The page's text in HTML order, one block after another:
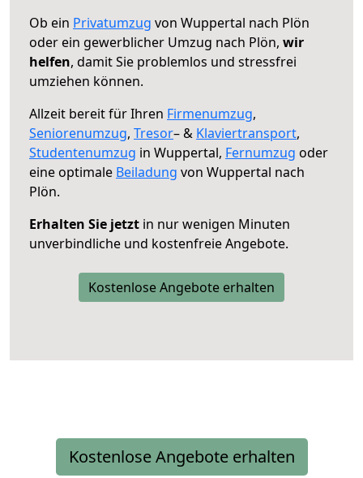
Ob ein Privatumzug von Wuppertal nach Plön
oder ein gewerblicher Umzug nach Plön, wir
helfen, damit Sie problemlos und stressfrei
umziehen können.
Allzeit bereit für Ihren Firmenumzug,
Seniorenumzug, Tresor– & Klaviertransport,
Studentenumzug in Wuppertal, Fernumzug oder
eine optimale Beiladung von Wuppertal nach
Plön.
Erhalten Sie jetzt in nur wenigen Minuten
unverbindliche und kostenfreie Angebote.
Kostenlose Angebote erhalten
Kostenlose Angebote erhalten